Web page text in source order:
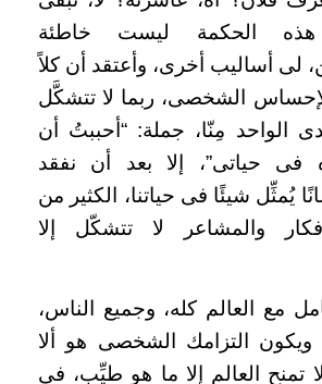
هذه الحكمة ليست خاطئة
لى أساليب أخرى، وأعتقد أن كلاً
الشخصى، ربما لا تتشكَّل
الواحد مِنّا، جملة: “أحببتُ أن
فى حياتى”، إلا بعد أن نفقد
يُمثِّل شيئًا فى حياتنا، الكثير من
والمشاعر لا تتشكّل إلا
مع العالم كله، وجميع الناس،
ويكون التزامك الشخصى هو ألا
تمنح العالم إلا ما هو طيِّب، فى